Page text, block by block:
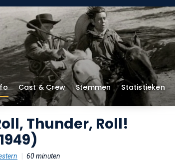
Cast & Crew Stemmen Statistieken
Thunder, Roll!
60 minuten